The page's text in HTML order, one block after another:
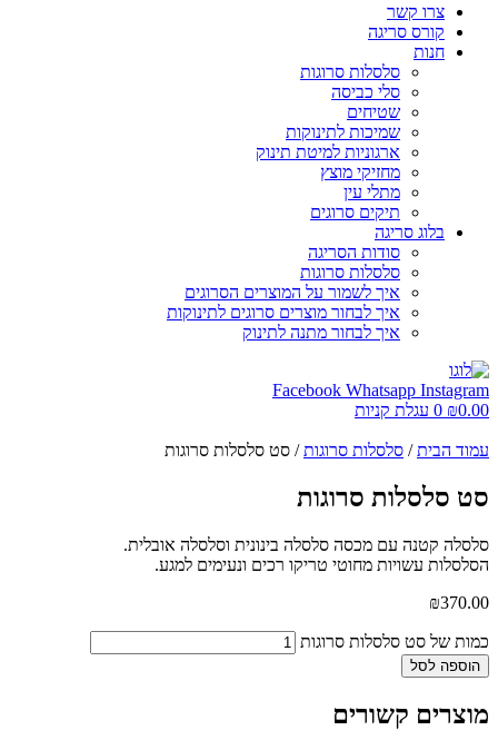
צרו קשר
קורס סריגה
חנות
סלסלות סרוגות
סלי כביסה
שטיחים
שמיכות לתינוקות
ארגוניות למיטת תינוק
מחזיקי מוצץ
מתלי עין
תיקים סרוגים
בלוג סריגה
סודות הסריגה
סלסלות סרוגות
איך לשמור על המוצרים הסרוגים
איך לבחור מוצרים סרוגים לתינוקות
איך לבחור מתנה לתינוק
Facebook Whatsapp
₪
0 עגלת קניות
הבית /סלסלות סרוגות/ סט סלסלות סרוגות
סרוגות
קטנה עם מכסה סלסלה בינונית וסלסלה אובלית.
עשויות מחוטי טריקו רכים ונעימים למגע.
₪
של סט סלסלות סרוגות
לסל
קשורים